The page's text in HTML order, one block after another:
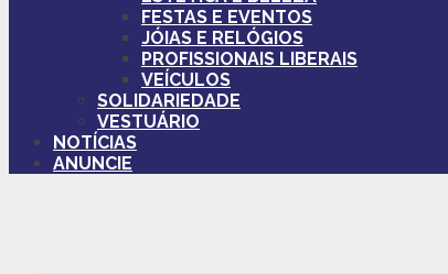
FESTAS E EVENTOS
JÓIAS E RELÓGIOS
PROFISSIONAIS LIBERAIS
VEÍCULOS
SOLIDARIEDADE
VESTUÁRIO
NOTÍCIAS
ANUNCIE